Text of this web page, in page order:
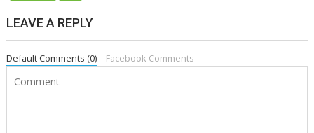
LEAVE A REPLY
Default Comments (0) Facebook Comments